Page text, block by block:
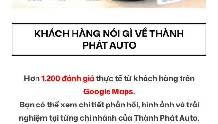
KHÁCH HÀNG NÓI GÌ VỀ THÀNH
PHÁT AUTO
Hơn1.200 đánh giáthực tế từ khách hàng trên
Google Maps.
Bạn có thể xem chi tiết phản hồi, hình ảnh và trải
nghiệm tại từng chi nhánh của Thành Phát Auto.